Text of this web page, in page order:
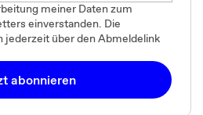
meiner Daten zum
einverstanden. Die
jederzeit über den Abmeldelink
abonnieren